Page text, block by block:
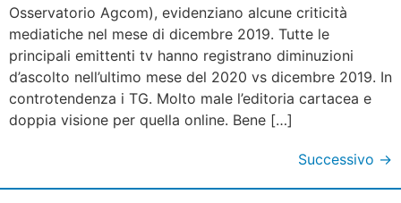
Osservatorio Agcom), evidenziano alcune criticità
mediatiche nel mese di dicembre 2019. Tutte le
principali emittenti tv hanno registrano diminuzioni
d’ascolto nell’ultimo mese del 2020 vs dicembre 2019. In
controtendenza i TG. Molto male l’editoria cartacea e
doppia visione per quella online. Bene […]
Successivo →